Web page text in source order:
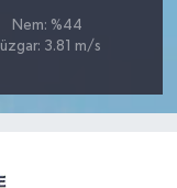
Nem: %44
3.81 m/s